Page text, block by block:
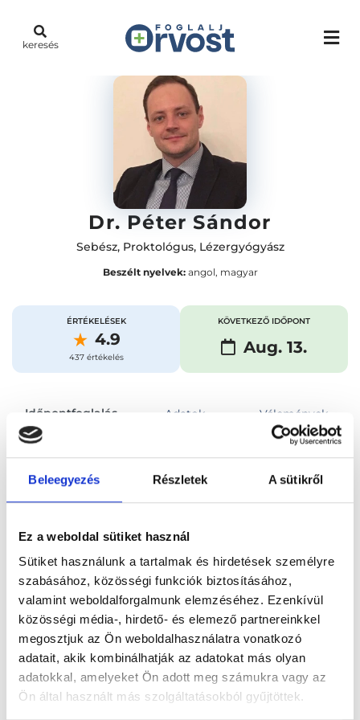
Beleegyezés Részletek A sütikről
Ez a weboldal sütiket használ
Sütiket használunk a tartalmak és hirdetések személyre
szabásához, közösségi funkciók biztosításához,
valamint weboldalforgalmunk elemzéséhez. Ezenkívül
közösségi média-, hirdető- és elemező partnereinkkel
megosztjuk az Ön weboldalhasználatra vonatkozó
adatait, akik kombinálhatják az adatokat más olyan
adatokkal, amelyeket Ön adott meg számukra vagy az
Ön által használt más szolgáltatásokból gyűjtöttek.
keresés
Dr. Péter Sándor
Sebész, Proktológus, Lézergyógyász
Beszélt nyelvek:angol, magyar
ÉRTÉKELÉSEK
4.9
437 értékelés
KÖVETKEZŐ IDŐPONT
Aug. 13.
Időpontfoglalás Adatok Vélemények
Foglalj időpontot
Főoldal Orvosok Sebész
Sebész, Budapest, VII. kerület Dr. Péter Sándor